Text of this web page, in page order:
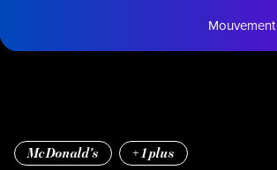
Mouvement
McDonald's +1plus